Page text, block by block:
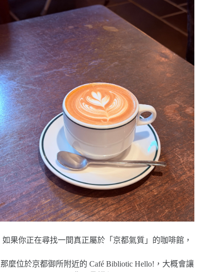
如果你正在尋找一間真正屬於「京都氣質」的咖啡館，
那麼位於京都御所附近的 Café Bibliotic Hello!，大概會讓